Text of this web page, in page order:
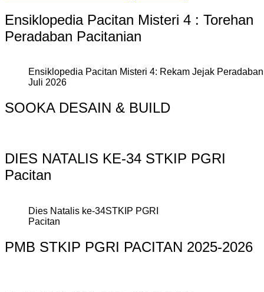
Ensiklopedia Pacitan Misteri 4 : Torehan
Peradaban Pacitanian
Ensiklopedia Pacitan Misteri 4: Rekam Jejak
Juli 2026
SOOKA DESAIN & BUILD
DIES NATALIS KE-34 STKIP PGRI
Pacitan
Dies Natalis ke-34STKIP PGRI
Pacitan
PMB STKIP PGRI PACITAN 2025-2026